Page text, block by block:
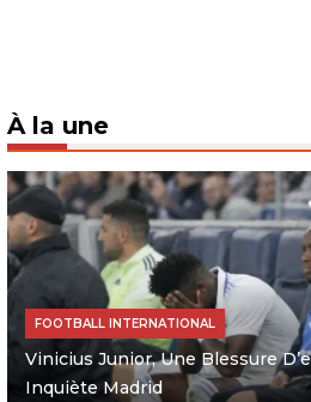
À la une
FOOTBALL INTERNATIONAL
Vinicius Junior, Une Blessure
Inquiète Madrid